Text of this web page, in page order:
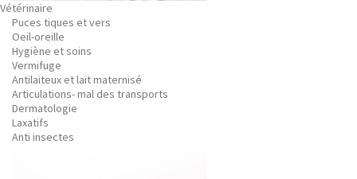
Vétérinaire
Puces tiques et vers
Oeil-oreille
Hygiène et soins
Vermifuge
Antilaiteux et lait maternisé
Articulations- mal des transports
Dermatologie
Laxatifs
Anti insectes